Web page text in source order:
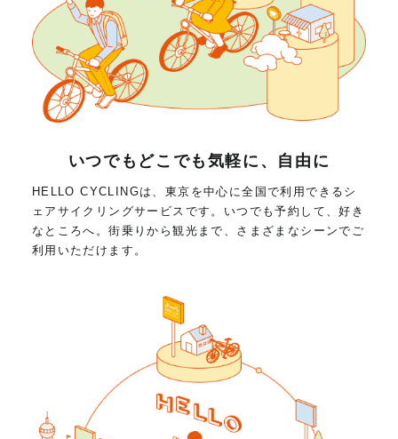
いつでもどこでも気軽に、自由に
HELLO CYCLINGは、東京を中心に全国で利用できるシ
ェアサイクリングサービスです。いつでも予約して、好き
なところへ。街乗りから観光まで、さまざまなシーンでご
利用いただけます。